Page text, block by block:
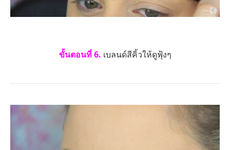
ขั้นตอนที่ 6. เบลนด์สีคิ้วให้ดูฟุ้งๆ